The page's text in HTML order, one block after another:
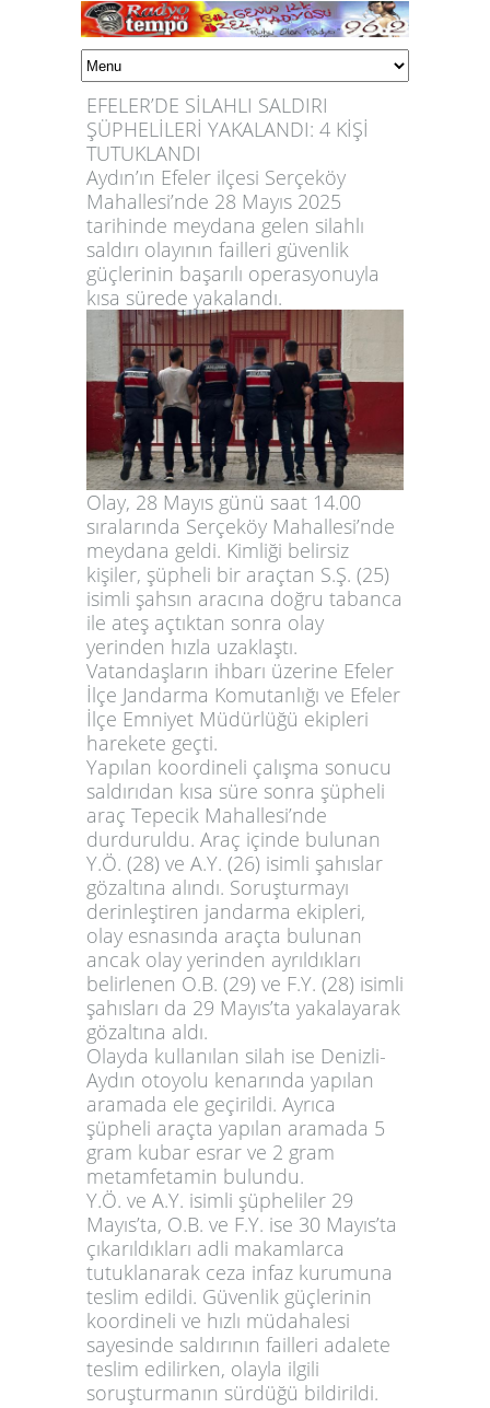
EFELER’DE SİLAHLI SALDIRI
ŞÜPHELİLERİ YAKALANDI: 4 KİŞİ
TUTUKLANDI
Aydın’ın Efeler ilçesi Serçeköy
Mahallesi’nde 28 Mayıs 2025
tarihinde meydana gelen silahlı
saldırı olayının failleri güvenlik
güçlerinin başarılı operasyonuyla
kısa sürede yakalandı.
Olay, 28 Mayıs günü saat 14.00
sıralarında Serçeköy Mahallesi’nde
meydana geldi. Kimliği belirsiz
kişiler, şüpheli bir araçtan S.Ş. (25)
isimli şahsın aracına doğru tabanca
ile ateş açtıktan sonra olay
yerinden hızla uzaklaştı.
Vatandaşların ihbarı üzerine Efeler
İlçe Jandarma Komutanlığı ve Efeler
İlçe Emniyet Müdürlüğü ekipleri
harekete geçti.
Yapılan koordineli çalışma sonucu
saldırıdan kısa süre sonra şüpheli
araç Tepecik Mahallesi’nde
durduruldu. Araç içinde bulunan
Y.Ö. (28) ve A.Y. (26) isimli şahıslar
gözaltına alındı. Soruşturmayı
derinleştiren jandarma ekipleri,
olay esnasında araçta bulunan
ancak olay yerinden ayrıldıkları
belirlenen O.B. (29) ve F.Y. (28) isimli
şahısları da 29 Mayıs’ta yakalayarak
gözaltına aldı.
Olayda kullanılan silah ise Denizli-
Aydın otoyolu kenarında yapılan
aramada ele geçirildi. Ayrıca
şüpheli araçta yapılan aramada 5
gram kubar esrar ve 2 gram
metamfetamin bulundu.
Y.Ö. ve A.Y. isimli şüpheliler 29
Mayıs’ta, O.B. ve F.Y. ise 30 Mayıs’ta
çıkarıldıkları adli makamlarca
tutuklanarak ceza infaz kurumuna
teslim edildi. Güvenlik güçlerinin
koordineli ve hızlı müdahalesi
sayesinde saldırının failleri adalete
teslim edilirken, olayla ilgili
soruşturmanın sürdüğü bildirildi.